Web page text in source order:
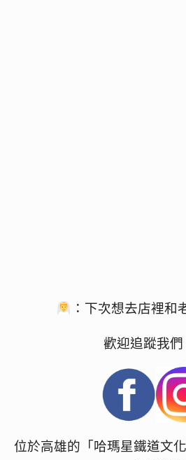
：下次想去店裡和
歡迎追蹤我們
位於高雄的「哈瑪星鐵道文